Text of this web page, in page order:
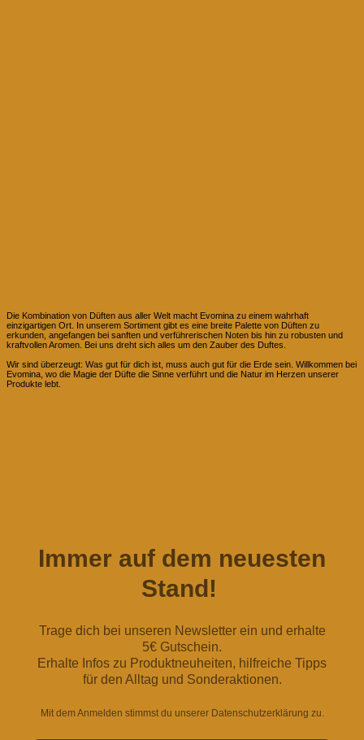
Die Kombination von Düften aus aller Welt macht Evomina zu einem wahrhaft
einzigartigen Ort. In unserem Sortiment gibt es eine breite Palette von Düften zu
erkunden, angefangen bei sanften und verführerischen Noten bis hin zu robusten und
kraftvollen Aromen. Bei uns dreht sich alles um den Zauber des Duftes.
Wir sind überzeugt: Was gut für dich ist, muss auch gut für die Erde sein. Willkommen bei
Evomina, wo die Magie der Düfte die Sinne verführt und die Natur im Herzen unserer
Produkte lebt.
Immer auf dem neuesten
Stand!
Trage dich bei unseren Newsletter ein und erhalte
5€ Gutschein.
Erhalte Infos zu Produktneuheiten, hilfreiche Tipps
für den Alltag und Sonderaktionen.
Mit dem Anmelden stimmst du unserer Datenschutzerklärung zu.